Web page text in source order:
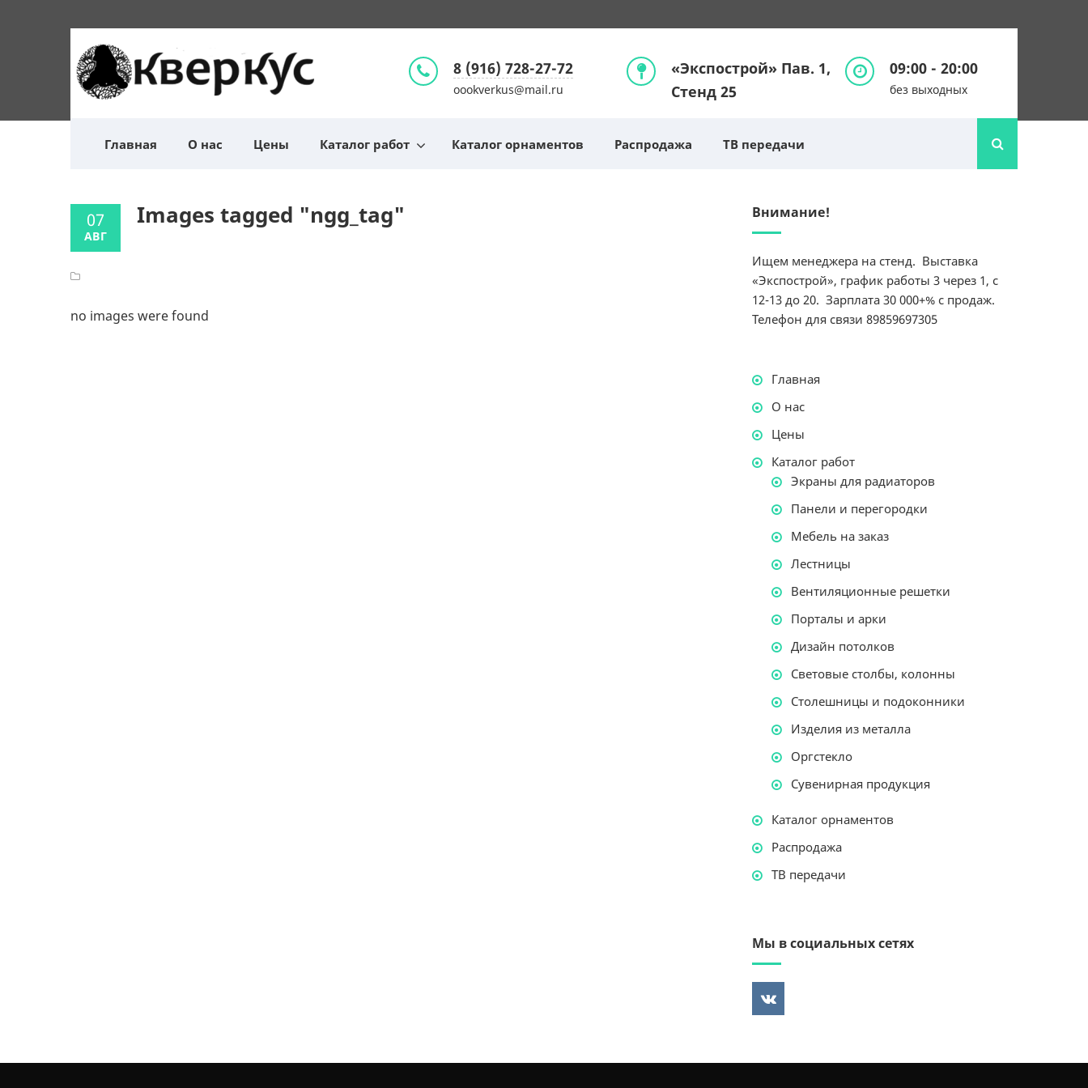
8 (916) 728-27-72
oookverkus@mail.ru
«Экспострой» Пав. 1,
Стенд 25
09:00 - 20:00
без выходных
Главная О нас Цены Каталог работ Каталог орнаментов Распродажа ТВ передачи
07
АВГ
Images tagged "ngg_tag"
no images were found
Внимание!
Ищем менеджера на стенд. Выставка
«Экспострой», график работы 3 через 1, с
12-13 до 20. Зарплата 30 000+% с продаж.
Телефон для связи 89859697305
Главная
О нас
Цены
Каталог работ
Экраны для радиаторов
Панели и перегородки
Мебель на заказ
Лестницы
Вентиляционные решетки
Порталы и арки
Дизайн потолков
Световые столбы, колонны
Столешницы и подоконники
Изделия из металла
Оргстекло
Сувенирная продукция
Каталог орнаментов
Распродажа
ТВ передачи
Мы в социальных сетях